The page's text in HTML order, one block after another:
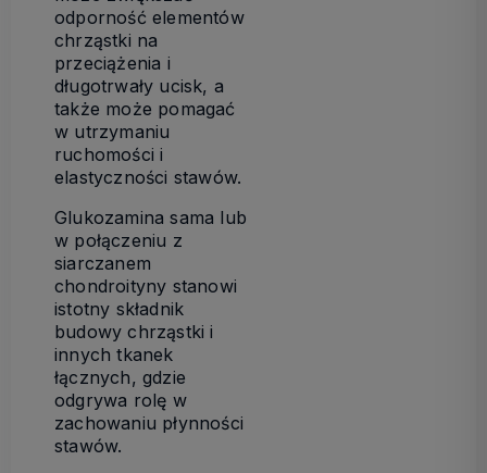
odporność elementów
chrząstki na
przeciążenia i
długotrwały ucisk, a
także może pomagać
w utrzymaniu
ruchomości i
elastyczności stawów.
Glukozamina sama lub
w połączeniu z
siarczanem
chondroityny stanowi
istotny składnik
budowy chrząstki i
innych tkanek
łącznych, gdzie
odgrywa rolę w
zachowaniu płynności
stawów.